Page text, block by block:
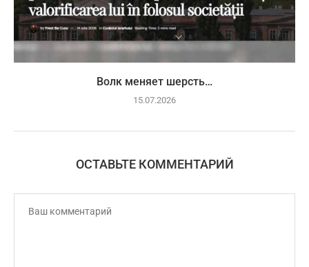
Волк меняет шерсть…
15.07.2026
ОСТАВЬТЕ КОММЕНТАРИЙ